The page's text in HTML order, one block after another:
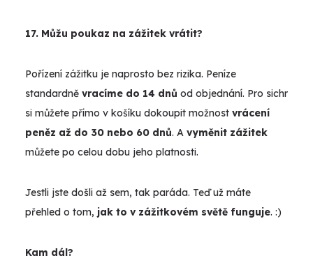
17. Můžu poukaz na zážitek vrátit?
Pořízení zážitku je naprosto bez rizika. Peníze
standardně vracíme do 14 dnů od objednání. Pro sichr
si můžete přímo v košíku dokoupit možnost vrácení
peněz až do 30 nebo 60 dnů. A vyměnit zážitek
můžete po celou dobu jeho platnosti.
Jestli jste došli až sem, tak paráda. Teď už máte
přehled o tom, jak to v zážitkovém světě funguje. :)
Kam dál?